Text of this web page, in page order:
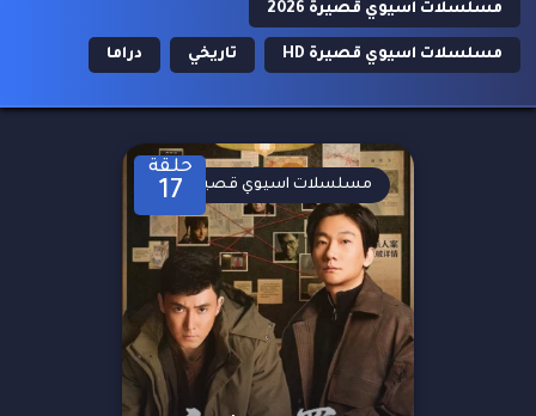
مسلسلات اسيوي قصيرة 2026
مسلسلات اسيوي قصيرة HD تاريخي دراما
حلقة
17 مسلسلات اسيوي قصيرة